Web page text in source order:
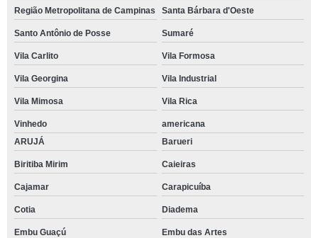
Região Metropolitana de Campinas Santa Bárbara d'Oeste
Santo Antônio de Posse Sumaré
Vila Carlito Vila Formosa
Vila Georgina Vila Industrial
Vila Mimosa Vila Rica
Vinhedo
americana
ARUJÁ
Barueri
Biritiba Mirim Caieiras
Cajamar Carapicuíba
Cotia Diadema
Embu Guaçú Embu das Artes